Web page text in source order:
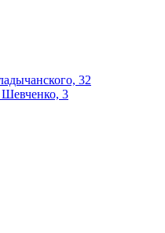
32
Шевченко, 3